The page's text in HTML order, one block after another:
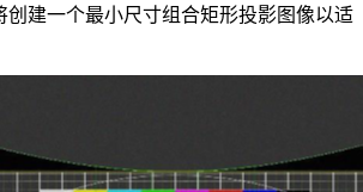
创建一个最小尺寸组合矩形投影图像以适